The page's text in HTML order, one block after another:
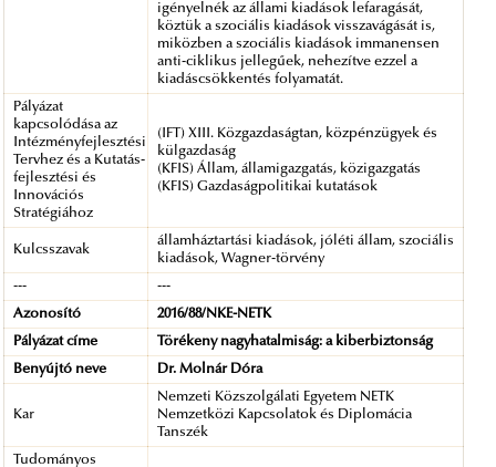
igényelnék az állami kiadások lefaragását,
köztük a szociális kiadások visszavágását is,
miközben a szociális kiadások immanensen
anti-ciklikus jellegűek, nehezítve ezzel a
kiadáscsökkentés folyamatát.
Pályázat
kapcsolódása az
Intézményfejlesztési
Tervhez és a Kutatás-
fejlesztési és
Innovációs
Stratégiához
(IFT) XIII. Közgazdaságtan, közpénzügyek és
külgazdaság
(KFIS) Állam, államigazgatás, közigazgatás
(KFIS) Gazdaságpolitikai kutatások
Kulcsszavak
államháztartási kiadások, jóléti állam, szociális
kiadások, Wagner-törvény
--- ---
Azonosító 2016/88/NKE-NETK
Pályázat címe Törékeny nagyhatalmiság: a kiberbiztonság
Benyújtó neve Dr. Molnár Dóra
Kar
Nemzeti Közszolgálati Egyetem NETK
Nemzetközi Kapcsolatok és Diplomácia
Tanszék
Tudományos